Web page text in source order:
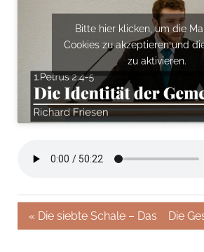
Bitte hier klicken, um die
Cookies zu akzeptieren und
zu aktivieren.
« Die siebte Schale – Das Ende
Die